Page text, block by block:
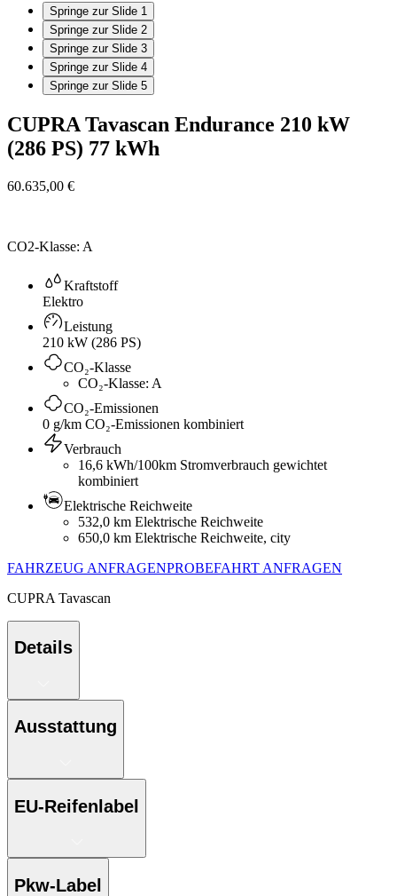
Springe zur Slide 1
Springe zur Slide 2
Springe zur Slide 3
Springe zur Slide 4
Springe zur Slide 5
CUPRA Tavascan Endurance 210 kW
(286 PS) 77 kWh
60.635,00 €
CO2-Klasse: A
Kraftstoff
Elektro
Leistung
210 kW (286 PS)
CO₂-Klasse
CO₂-Klasse: A
CO₂-Emissionen
0 g/km CO₂-Emissionen kombiniert
Verbrauch
16,6 kWh/100km Stromverbrauch gewichtet
kombiniert
Elektrische Reichweite
532,0 km Elektrische Reichweite
650,0 km Elektrische Reichweite, city
FAHRZEUG ANFRAGENPROBEFAHRT ANFRAGEN
CUPRA Tavascan
Details
Ausstattung
EU-Reifenlabel
Pkw-Label